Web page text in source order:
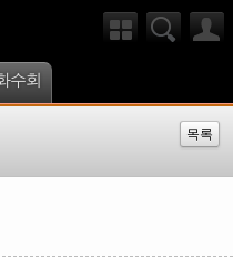
수회
목록